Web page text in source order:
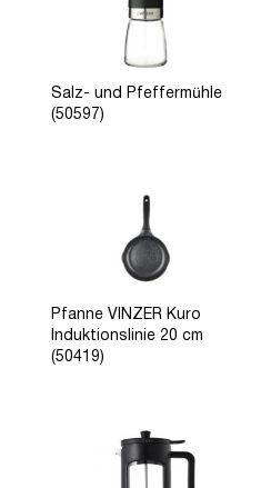
Salz- und Pfeffermühle
(50597)
Pfanne VINZER Kuro
Induktionslinie 20 cm
(50419)